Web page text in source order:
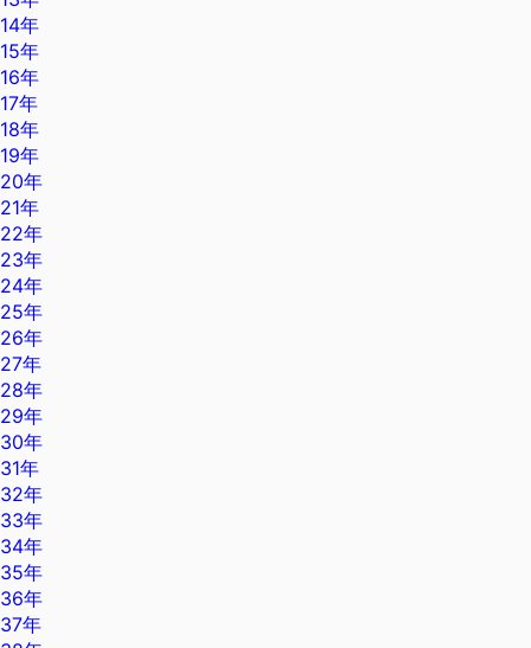
14年
15年
16年
17年
18年
19年
20年
21年
22年
23年
24年
25年
26年
27年
28年
29年
30年
31年
32年
33年
34年
35年
36年
37年